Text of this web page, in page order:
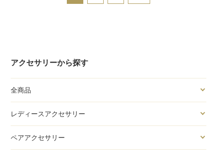
アクセサリーから探す
全商品
レディースアクセサリー
ペアアクセサリー